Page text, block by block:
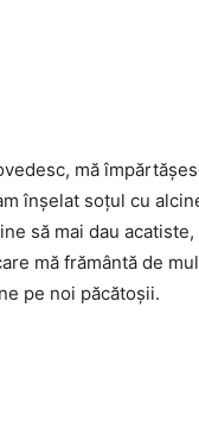
mă
înşelat soţul cu
să mai dau
mă frământă de
pe noi păcătoşii.